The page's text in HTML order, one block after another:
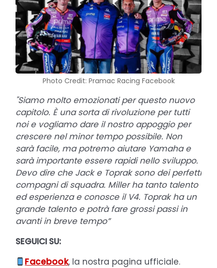
Photo Credit: Pramac Racing Facebook
"Siamo molto emozionati per questo nuovo
capitolo. È una sorta di rivoluzione per tutti
noi e vogliamo dare il nostro appoggio per
crescere nel minor tempo possibile. Non
sarà facile, ma potremo aiutare Yamaha e
sarà importante essere rapidi nello sviluppo.
Devo dire che Jack e Toprak sono dei perfetti
compagni di squadra. Miller ha tanto talento
ed esperienza e conosce il V4. Toprak ha un
grande talento e potrà fare grossi passi in
avanti in breve tempo”
SEGUICI SU:
Facebook, la nostra pagina ufficiale.